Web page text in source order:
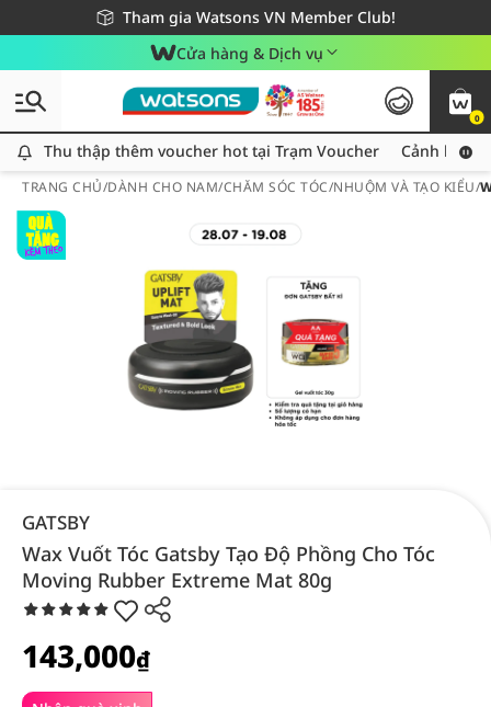
Tham gia Watsons VN Member Club!
Miễn phí giao hàng cho đơn hàng từ 249,000Đ
Giao hàng nhanh 24h - Áp dụng khu vực TP. Hồ Chí Minh
Cửa hàng & Dịch vụ
0
Thu thập thêm voucher hot tại Trạm Voucher
Thu thập thêm voucher hot tại Trạm Voucher Cảnh báo
TRANG CHỦ/DÀNH CHO NAM/CHĂM SÓC TÓC/NHUỘM VÀ TẠO KIỂU/
GATSBY
Wax Vuốt Tóc Gatsby Tạo Độ Phồng Cho Tóc
Moving Rubber Extreme Mat 80g
143,000₫